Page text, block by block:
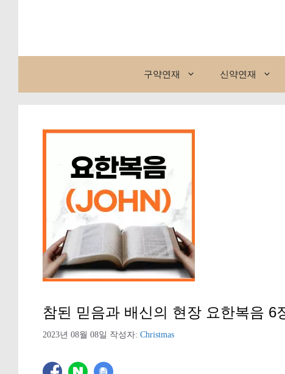
구약연재 신약연재
참된 믿음과 배신의 현장 요한복음 6
2023년 08월 08일 작성자: Christmas